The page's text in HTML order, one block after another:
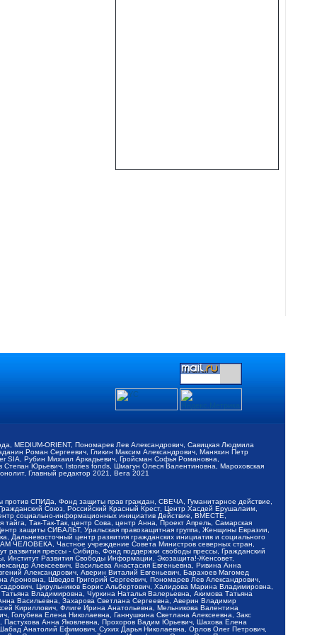
MEDIUM-ORIENT, Пономарев Лев Александрович, Савицкая Людмила
Роман Сергеевич, Гликин Максим Александрович, Маняхин Петр
Рубин Михаил Аркадьевич, Гройсман Софья Романовна,
Юрьевич, Istories fonds, Шмагун Олеся Валентиновна, Мароховская
Главный редактор 2021, Вега 2021
СПИДа, Фонд защиты прав граждан, СВЕЧА, Гуманитарное действие,
Союз, Российский Красный Крест, Центр Хасдей Ерушалаим,
социально-информационных инициатив Действие, ВМЕСТЕ,
Так-Так-Так, центр Сова, центр Анна, Проект Апрель, Самарская
защиты СИБАЛЬТ, Уральская правозащитная группа, Женщины Евразии,
Дальневосточный центр развития гражданских инициатив и социального
ЧЕЛОВЕКА, Частное учреждение Совета Министров северных стран,
прессы - Сибирь, Фонд поддержки свободы прессы, Гражданский
Институт Развития Свободы Информации, Экозащита!-Женсовет,
Алексеевич, Васильева Анастасия Евгеньевна, Ривина Анна
Александрович, Аверин Виталий Евгеньевич, Барахоев Магомед
Шведов Григорий Сергеевич, Пономарев Лев Александрович,
Цирульников Борис Альбертович, Халидова Марина Владимировна,
Владимировна, Чуркина Наталья Валерьевна, Акимова Татьяна
Васильевна, Захарова Светлана Сергеевна, Аверин Владимир
Кириллович, Флиге Ирина Анатольевна, Мельникова Валентина
Елена Николаевна, Ганнушкина Светлана Алексеевна, Закс
Анна Яковлевна, Прохоров Вадим Юрьевич, Шахова Елена
Анатолий Ефимович, Сухих Дарья Николаевна, Орлов Олег Петрович,